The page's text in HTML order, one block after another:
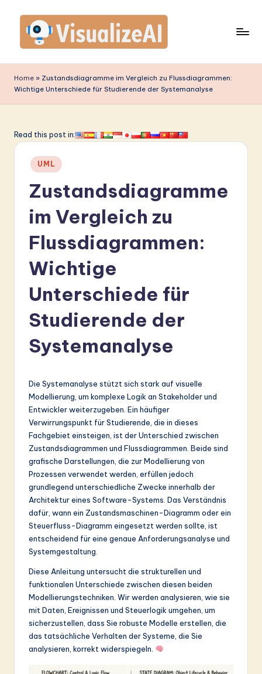
content
is
u
li
A
G
m
in
A
&
ft
w
Home » Zustandsdiagramme im Vergleich zu Flussdiagrammen:
Wichtige Unterschiede für Studierende der Systemanalyse
Read this post in:
Posted
in
UML
Zustandsdiagramme
im Vergleich zu
Flussdiagrammen:
Wichtige
Unterschiede für
Studierende der
Systemanalyse
Die Systemanalyse stützt sich stark auf visuelle
Modellierung, um komplexe Logik an Stakeholder und
Entwickler weiterzugeben. Ein häufiger
Verwirrungspunkt für Studierende, die in dieses
Fachgebiet einsteigen, ist der Unterschied zwischen
Zustandsdiagrammen und Flussdiagrammen. Beide sind
grafische Darstellungen, die zur Modellierung von
Prozessen verwendet werden, erfüllen jedoch
grundlegend unterschiedliche Zwecke innerhalb der
Architektur eines Software-Systems. Das Verständnis
dafür, wann ein Zustandsmaschinen-Diagramm oder ein
Steuerfluss-Diagramm eingesetzt werden sollte, ist
entscheidend für eine genaue Anforderungsanalyse und
Systemgestaltung.
Diese Anleitung untersucht die strukturellen und
funktionalen Unterschiede zwischen diesen beiden
Modellierungstechniken. Wir werden analysieren, wie sie
mit Daten, Ereignissen und Steuerlogik umgehen, um
sicherzustellen, dass Sie robuste Modelle erstellen, die
das tatsächliche Verhalten der Systeme, die Sie
analysieren, korrekt widerspiegeln.